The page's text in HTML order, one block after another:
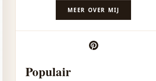
MEER OVER MIJ
Populair